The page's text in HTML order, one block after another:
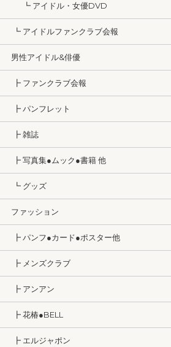
┗ アイドル・女優DVD
┗ アイドルファンクラブ会報
男性アイドル&俳優
┣ ファンクラブ会報
┣ パンフレット
┣ 雑誌
┣ 写真集●ムック●書籍 他
┗ グッズ
ファッション
┣ パンフ●カード●ポスター他
┣ メンズクラブ
┣ アンアン
┣ 花椿●BELL
┣ エルジャポン